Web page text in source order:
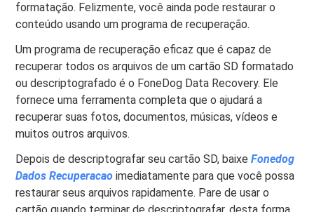
formatação. Felizmente, você ainda pode restaurar o
conteúdo usando um programa de recuperação.
Um programa de recuperação eficaz que é capaz de
recuperar todos os arquivos de um cartão SD formatado
ou descriptografado é o FoneDog Data Recovery. Ele
fornece uma ferramenta completa que o ajudará a
recuperar suas fotos, documentos, músicas, vídeos e
muitos outros arquivos.
Depois de descriptografar seu cartão SD, baixeFonedog
Dados Recuperacao imediatamente para que você possa
restaurar seus arquivos rapidamente. Pare de usar o